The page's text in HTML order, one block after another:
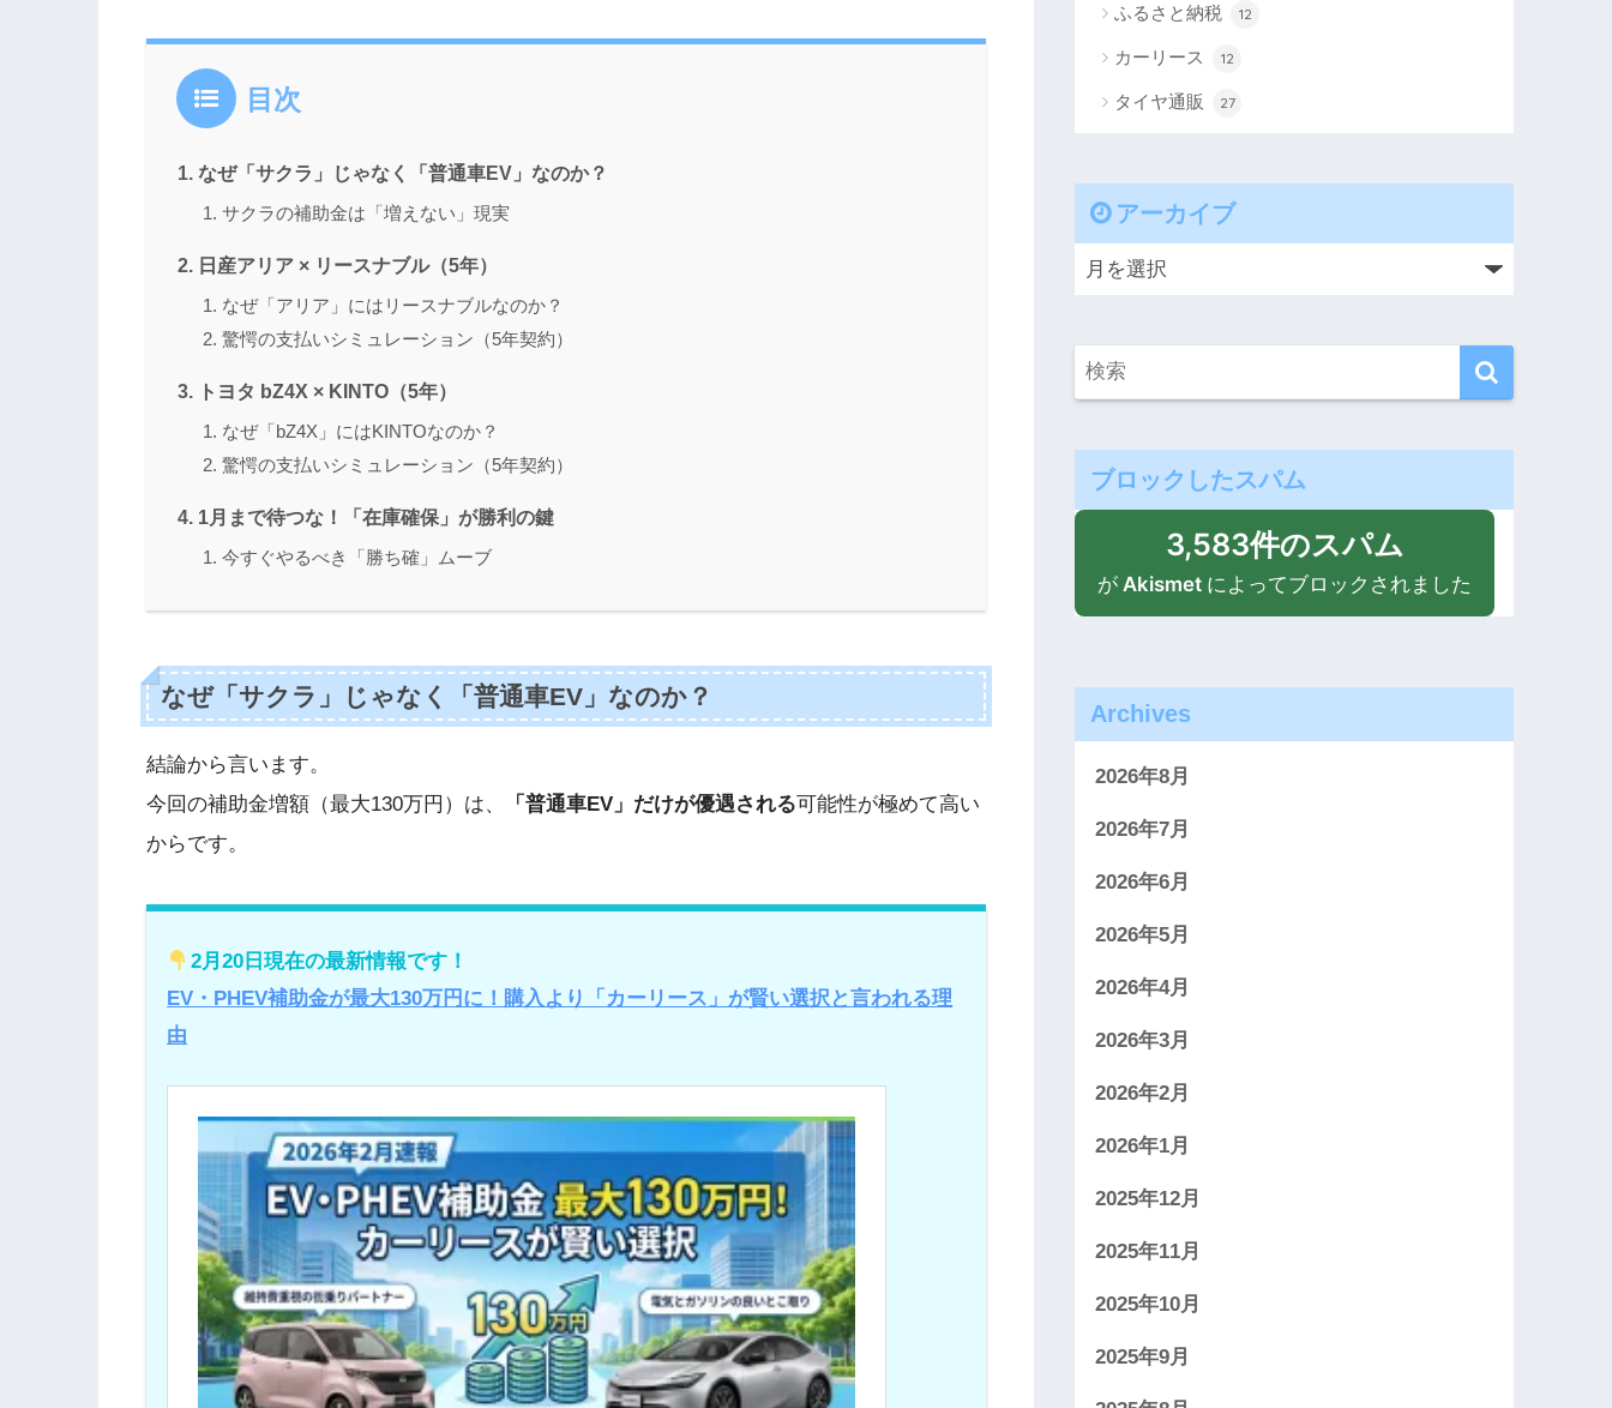
目次
なぜ「サクラ」じゃなく「普通車EV」なのか？
サクラの補助金は「増えない」現実
日産アリア × リースナブル（5年）
なぜ「アリア」にはリースナブルなのか？
驚愕の支払いシミュレーション（5年契約）
トヨタ bZ4X × KINTO（5年）
なぜ「bZ4X」にはKINTOなのか？
驚愕の支払いシミュレーション（5年契約）
1月まで待つな！「在庫確保」が勝利の鍵
今すぐやるべき「勝ち確」ムーブ
なぜ「サクラ」じゃなく「普通車EV」なのか？
結論から言います。
今回の補助金増額（最大130万円）は、
「普通車EV」だけが優遇される可能性が極めて高い
からです。
2月20日現在の最新情報です！
EV・PHEV補助金が最大130万円に！購入より「カーリース」が賢い選択と言われる理
由
ふるさと納税 12
カーリース 12
タイヤ通販 27
アーカイブ
ブロックしたスパム
3,583件のスパム
が Akismet によってブロックされました
Archives
2026年8月
2026年7月
2026年6月
2026年5月
2026年4月
2026年3月
2026年2月
2026年1月
2025年12月
2025年11月
2025年10月
2025年9月